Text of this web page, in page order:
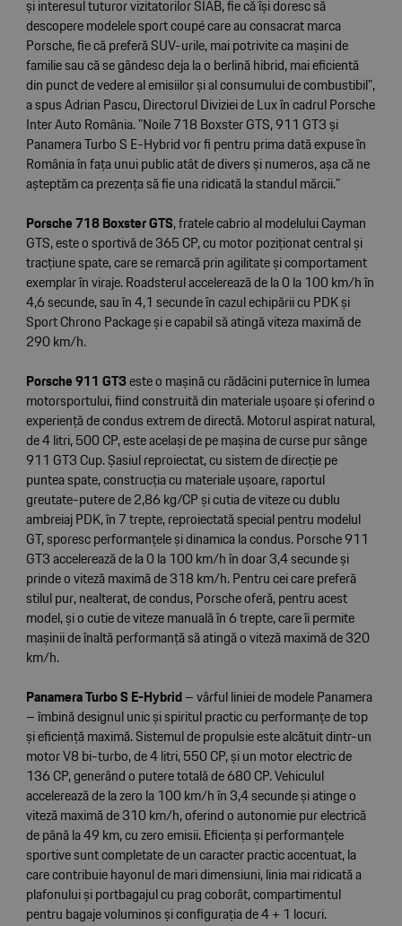
și interesul tuturor vizitatorilor SIAB, fie că își doresc să
descopere modelele sport coupé care au consacrat marca
Porsche, fie că preferă SUV-urile, mai potrivite ca mașini de
familie sau că se gândesc deja la o berlină hibrid, mai eficientă
din punct de vedere al emisiilor și al consumului de combustibil”,
a spus Adrian Pascu, Directorul Diviziei de Lux în cadrul Porsche
Inter Auto România. ”Noile 718 Boxster GTS, 911 GT3 și
Panamera Turbo S E-Hybrid vor fi pentru prima dată expuse în
România în fața unui public atât de divers și numeros, așa că ne
așteptăm ca prezența să fie una ridicată la standul mărcii.”
Porsche 718 Boxster GTS, fratele cabrio al modelului Cayman
GTS, este o sportivă de 365 CP, cu motor poziționat central și
tracțiune spate, care se remarcă prin agilitate și comportament
exemplar în viraje. Roadsterul accelerează de la 0 la 100 km/h în
4,6 secunde, sau în 4,1 secunde în cazul echipării cu PDK și
Sport Chrono Package și e capabil să atingă viteza maximă de
290 km/h.
Porsche 911 GT3este o mașină cu rădăcini puternice în lumea
motorsportului, fiind construită din materiale ușoare și oferind o
experiență de condus extrem de directă. Motorul aspirat natural,
de 4 litri, 500 CP, este același de pe mașina de curse pur sânge
911 GT3 Cup. Șasiul reproiectat, cu sistem de direcție pe
puntea spate, construcția cu materiale ușoare, raportul
greutate-putere de 2,86 kg/CP și cutia de viteze cu dublu
ambreiaj PDK, în 7 trepte, reproiectată special pentru modelul
GT, sporesc performanțele și dinamica la condus. Porsche 911
GT3 accelerează de la 0 la 100 km/h în doar 3,4 secunde și
prinde o viteză maximă de 318 km/h. Pentru cei care preferă
stilul pur, nealterat, de condus, Porsche oferă, pentru acest
model, și o cutie de viteze manuală în 6 trepte, care îi permite
mașinii de înaltă performanță să atingă o viteză maximă de 320
km/h.
Panamera Turbo S E-Hybrid– vârful liniei de modele Panamera
– îmbină designul unic și spiritul practic cu performanțe de top
și eficiență maximă. Sistemul de propulsie este alcătuit dintr-un
motor V8 bi-turbo, de 4 litri, 550 CP, și un motor electric de
136 CP, generând o putere totală de 680 CP. Vehiculul
accelerează de la zero la 100 km/h în 3,4 secunde și atinge o
viteză maximă de 310 km/h, oferind o autonomie pur electrică
de până la 49 km, cu zero emisii. Eficiența și performanțele
sportive sunt completate de un caracter practic accentuat, la
care contribuie hayonul de mari dimensiuni, linia mai ridicată a
plafonului și portbagajul cu prag coborât, compartimentul
pentru bagaje voluminos și configurația de 4 + 1 locuri.